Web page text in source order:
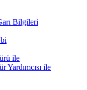
Bilgileri
ile
Yardımcısı ile